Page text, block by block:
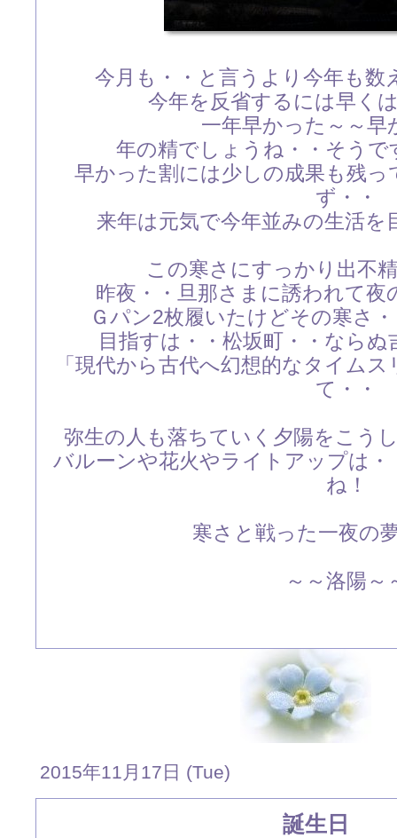
今月も・・と言うより今年も
今年を反省するには早く
一年早かった～～早
年の精でしょうね・・そう
早かった割には少しの成果も残
ず・・
来年は元気で今年並みの生活
この寒さにすっかり出不
昨夜・・旦那さまに誘われて
Ｇパン2枚履いたけどその寒さ
目指すは・・松坂町・・なら
「現代から古代へ幻想的なタイム
て・・
弥生の人も落ちていく夕陽をこう
バルーンや花火やライトアップは
ね！
寒さと戦った一夜の
～～洛陽～
2015年11月17日 (Tue)
誕生日